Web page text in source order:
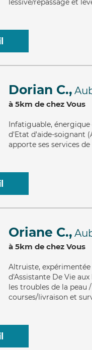
lessive/repassage et
Dorian C.,
à 5km de chez Vous
Infatiguable,
d'Etat d'aide-soignant
apporte ses services
Oriane C.,
à 5km de chez Vous
Altruiste,
d'Assistante De Vie
les troubles de la peau
courses/livraison et